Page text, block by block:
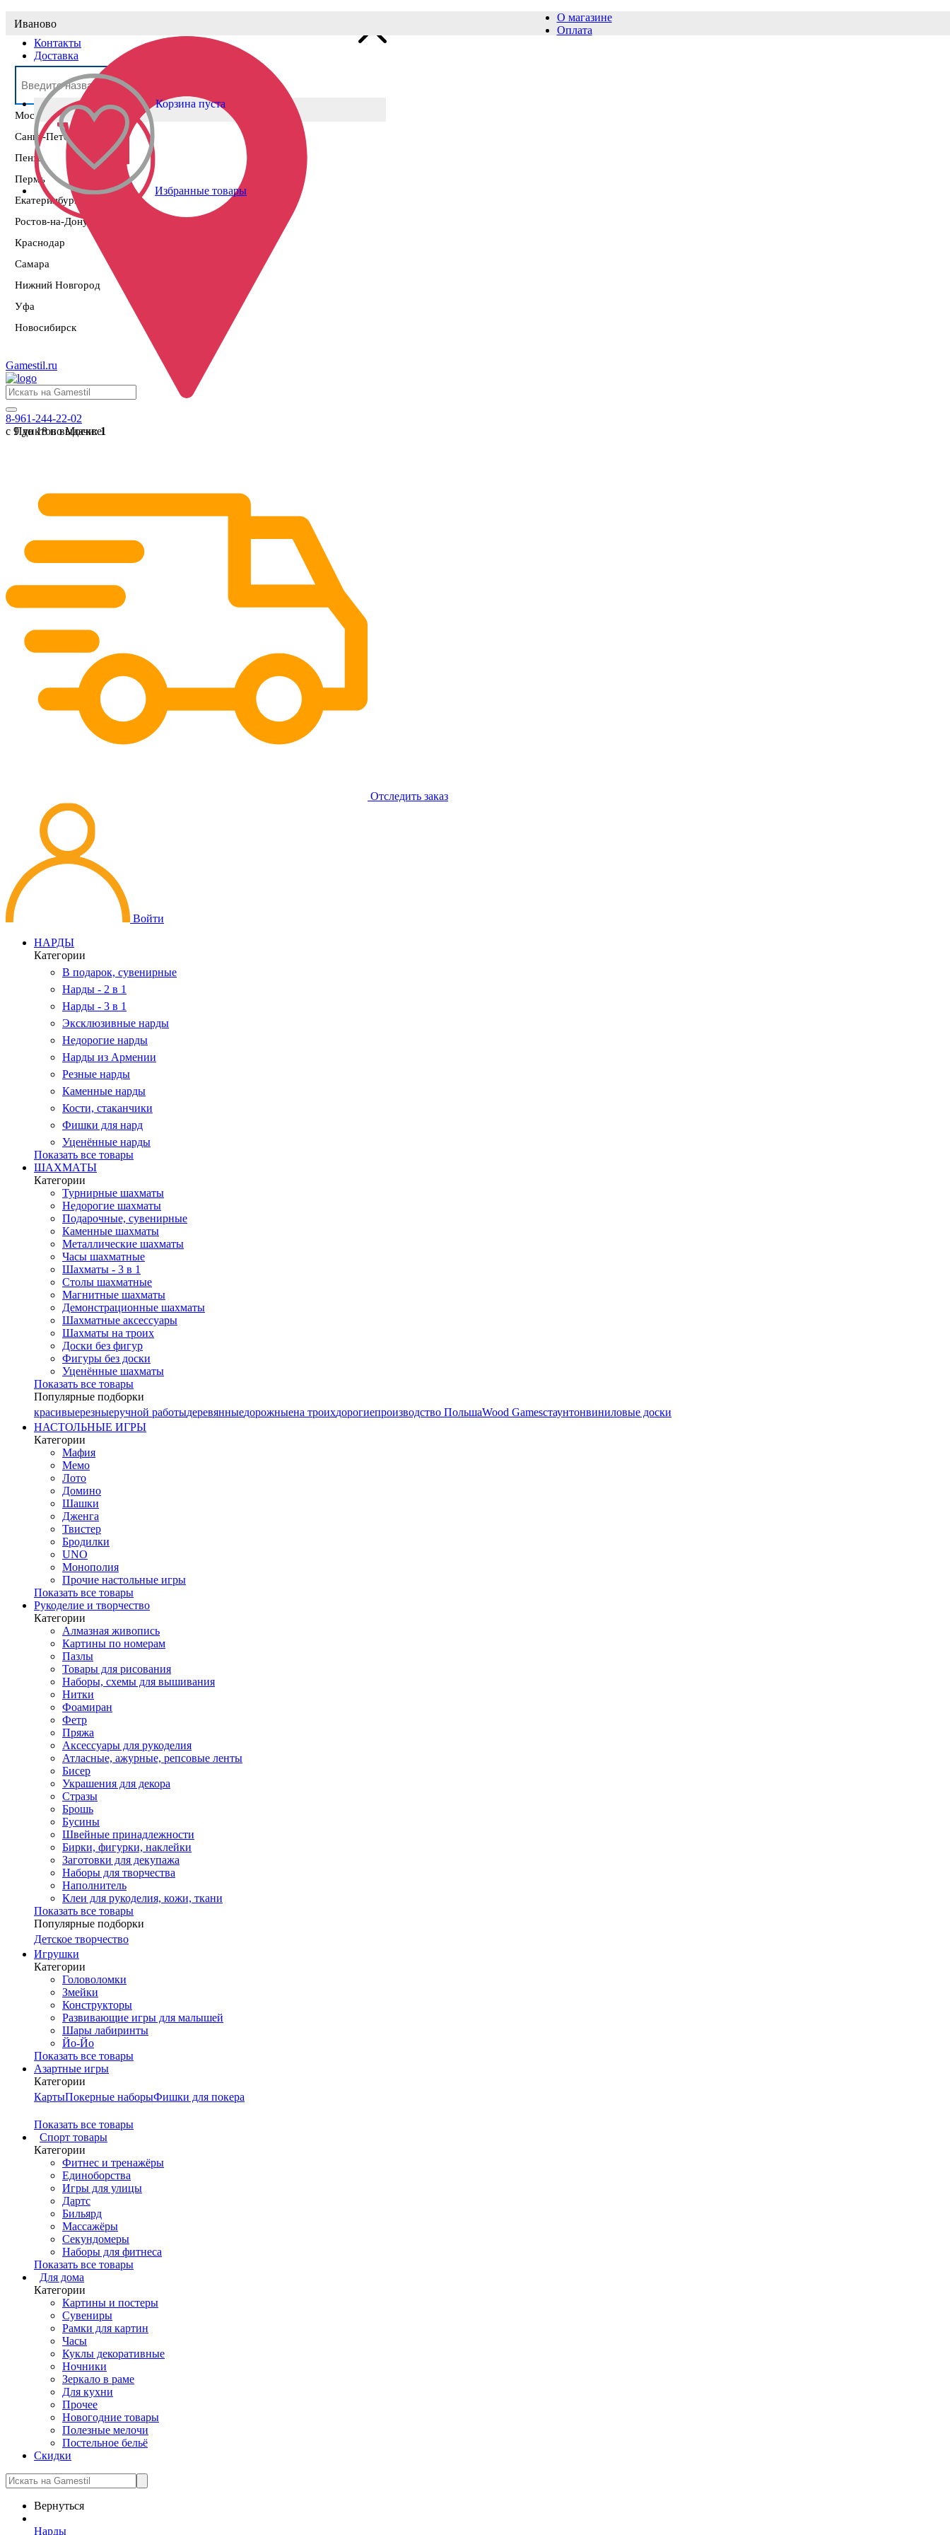
Выберите населённый пункт
Москва
Санкт-Петербург
Пенза
Пермь
Екатеринбург
Ростов-на-Дону
Краснодар
Самара
Нижний Новгород
Уфа
Новосибирск
Иваново
Пунктов выдачи:1
О магазине
Оплата
Контакты
Доставка
Избранные товары
Корзина пуста
Gamestil.ru
8-961-244-22-02
с 9 до 18 по Москве
Отследить заказ
Войти
НАРДЫ
Категории
В подарок, сувенирные
Нарды - 2 в 1
Нарды - 3 в 1
Эксклюзивные нарды
Недорогие нарды
Нарды из Армении
Резные нарды
Каменные нарды
Кости, стаканчики
Фишки для нард
Уценённые нарды
Показать все товары
ШАХМАТЫ
Категории
Турнирные шахматы
Недорогие шахматы
Подарочные, сувенирные
Каменные шахматы
Металлические шахматы
Часы шахматные
Шахматы - 3 в 1
Столы шахматные
Магнитные шахматы
Демонстрационные шахматы
Шахматные аксессуары
Шахматы на троих
Доски без фигур
Фигуры без доски
Уценённые шахматы
Показать все товары
Популярные подборки
красивыерезныеручной работыдеревянныедорожныена троихдорогиепроизводство ПольшаWood Gamesстаунтонвиниловые доски
НАСТОЛЬНЫЕ ИГРЫ
Категории
Мафия
Мемо
Лото
Домино
Шашки
Дженга
Твистер
Бродилки
UNO
Монополия
Прочие настольные игры
Показать все товары
Рукоделие и творчество
Категории
Алмазная живопись
Картины по номерам
Пазлы
Товары для рисования
Наборы, схемы для вышивания
Нитки
Фоамиран
Фетр
Пряжа
Аксессуары для рукоделия
Атласные, ажурные, репсовые ленты
Бисер
Украшения для декора
Стразы
Брошь
Бусины
Швейные принадлежности
Бирки, фигурки, наклейки
Заготовки для декупажа
Наборы для творчества
Наполнитель
Клеи для рукоделия, кожи, ткани
Показать все товары
Популярные подборки
Детское творчество
Игрушки
Категории
Головоломки
Змейки
Конструкторы
Развивающие игры для малышей
Шары лабиринты
Йо-Йо
Показать все товары
Азартные игры
Категории
КартыПокерные наборыФишки для покера
Показать все товары
Cпорт товары
Категории
Фитнес и тренажёры
Единоборства
Игры для улицы
Дартс
Бильярд
Массажёры
Секундомеры
Наборы для фитнеса
Показать все товары
Для дома
Категории
Картины и постеры
Сувениры
Рамки для картин
Часы
Куклы декоративные
Ночники
Зеркало в раме
Для кухни
Прочее
Новогодние товары
Полезные мелочи
Постельное бельё
Скидки
Вернуться
Нарды